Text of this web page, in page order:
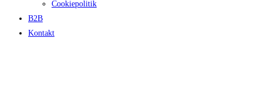
Cookiepolitik
B2B
Kontakt